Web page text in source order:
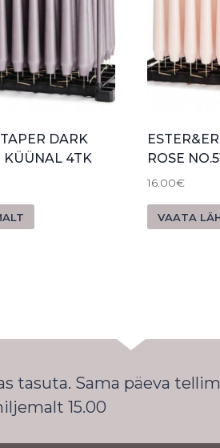
DARK
KÜÜNAL 4TK
ROSE
16.00€
VAATA
tasuta. Sama päeva
15.00